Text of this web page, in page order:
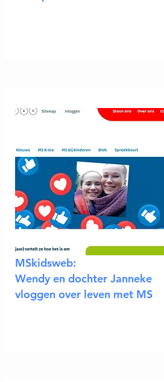
MSkidsweb:
Wendy en dochter Janneke
vloggen over leven met MS